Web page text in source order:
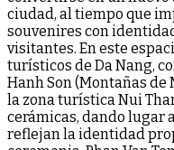
ciudad, al tiempo que
souvenires con
visitantes. En este
turísticos de Da Nang,
Hanh Son (Montañas de
la zona turística Nui
cerámicas, dando lugar
reflejan la identidad